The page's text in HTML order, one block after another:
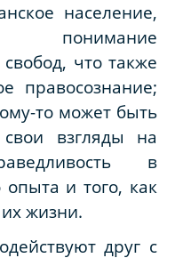
население,
понимание
что также
правосознание;
то может быть
свои взгляды на
в
опыта и того, как
жизни.
друг с